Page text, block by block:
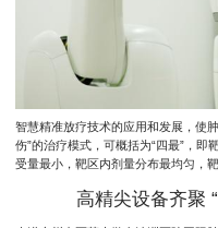
智慧精准放疗技术的应用和发展，使
伤”的治疗模式，可概括为“四最”，
受量最小，靶区内剂量分布最均匀，
高精尖设备齐聚